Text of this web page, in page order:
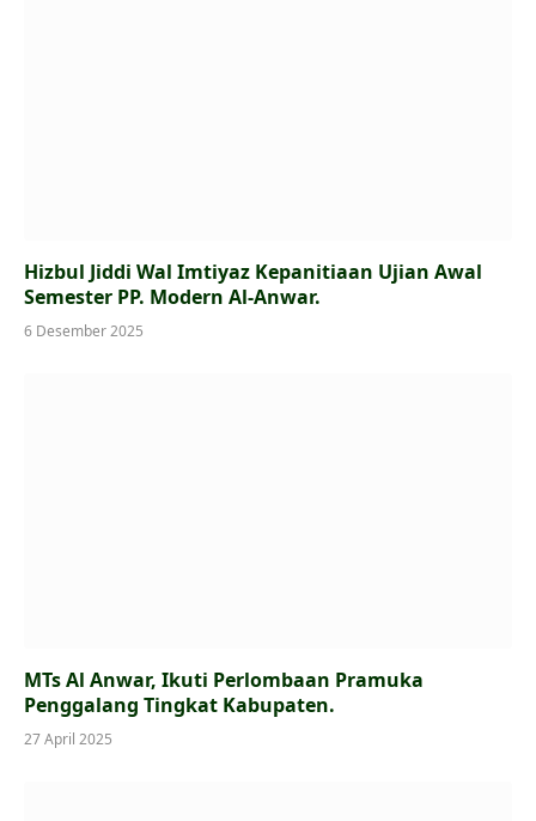
Hizbul Jiddi Wal Imtiyaz Kepanitiaan Ujian Awal
Semester PP. Modern Al-Anwar.
6 Desember 2025
MTs Al Anwar, Ikuti Perlombaan Pramuka
Penggalang Tingkat Kabupaten.
27 April 2025